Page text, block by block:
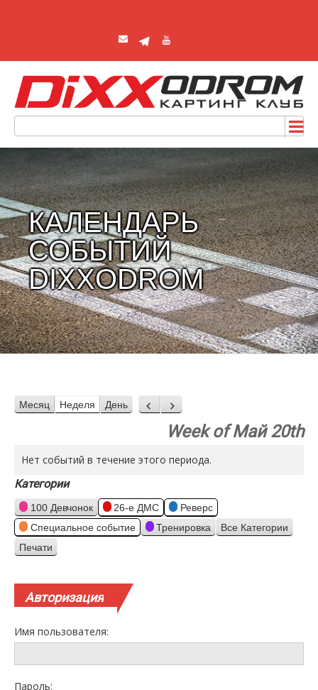
КАЛЕНДАРЬ
СОБЫТИЙ
DIXXODROM
Месяц Неделя День Назад
Вперед
Week of Май 20th
Нет событий в течение этого периода.
Категории
100 Девчонок 26-е ДМС
Реверс
Специальное событие
Тренировка Все Категории
Просмотр
Печати
Авторизация
Имя пользователя:
Пароль: